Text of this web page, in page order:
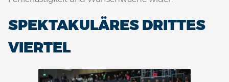
SPEKTAKULÄRES DRITTES
VIERTEL